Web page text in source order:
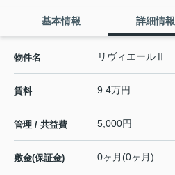
基本情報 詳細情報
物件名 リヴィエールⅡ
賃料 9.4万円
管理 / 共益費 5,000円
敷金(保証金) 0ヶ月(0ヶ月)